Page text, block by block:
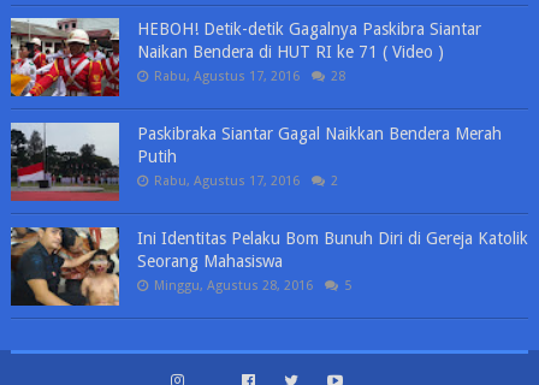
HEBOH! Detik-detik Gagalnya Paskibra Siantar
Naikan Bendera di HUT RI ke 71 ( Video )
Rabu, Agustus 17, 2016 28
Paskibraka Siantar Gagal Naikkan Bendera Merah
Putih
Rabu, Agustus 17, 2016 2
Ini Identitas Pelaku Bom Bunuh Diri di Gereja Katolik
Seorang Mahasiswa
Minggu, Agustus 28, 2016 5